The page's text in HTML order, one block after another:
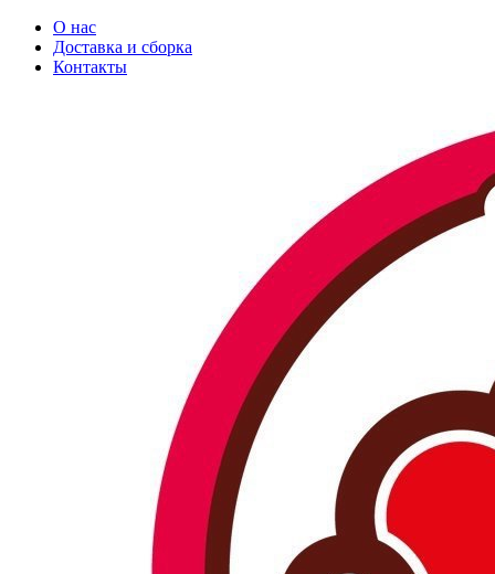
О нас
Доставка и сборка
Контакты